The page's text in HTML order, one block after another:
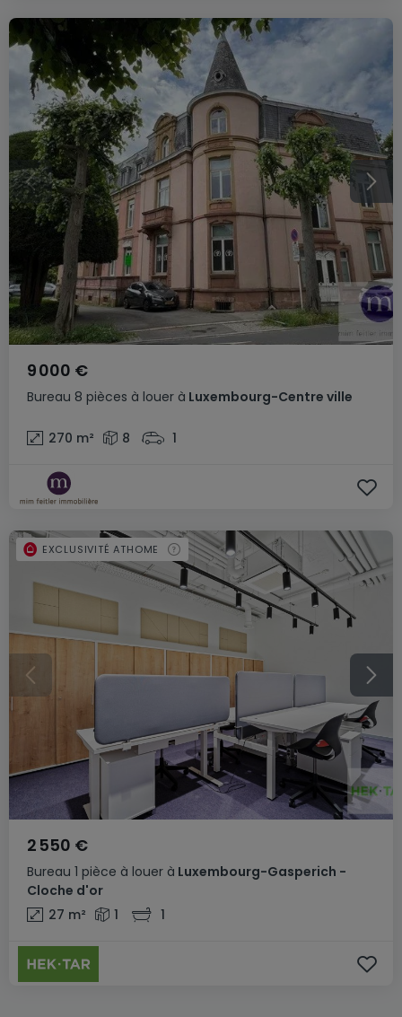
Bureau 8 pièces à louer à Luxembourg-Centre ville
9 000 €
270 m² 8 1
Bureau 1 pièce à louer à Luxembourg-Gasperich -
Cloche d'or
2 550 €
27 m² 1 1
EXCLUSIVITÉ ATHOME